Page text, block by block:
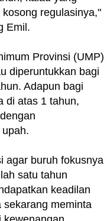
regulasinya,"
Emil.
Provinsi (UMP)
diperuntukkan bagi
Adapun bagi
di atas 1 tahun,
agar buruh fokusnya
satu tahun
keadilan
sekarang meminta